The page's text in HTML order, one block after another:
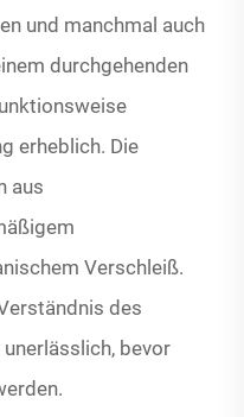
und manchmal auch
durchgehenden
erheblich. Die
aus
Verschleiß.
des
bevor